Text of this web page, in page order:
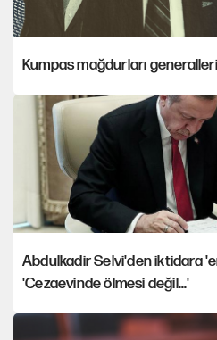
Kumpas mağdurları
Abdulkadir Selvi'den iktidara
'Cezaevinde ölmesi değil...'